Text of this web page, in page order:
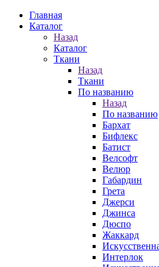
Главная
Каталог
Назад
Каталог
Ткани
Назад
Ткани
По названию
Назад
По названию
Бархат
Бифлекс
Батист
Велсофт
Велюр
Габардин
Грета
Джерси
Джинса
Дюспо
Жаккард
Интерлок